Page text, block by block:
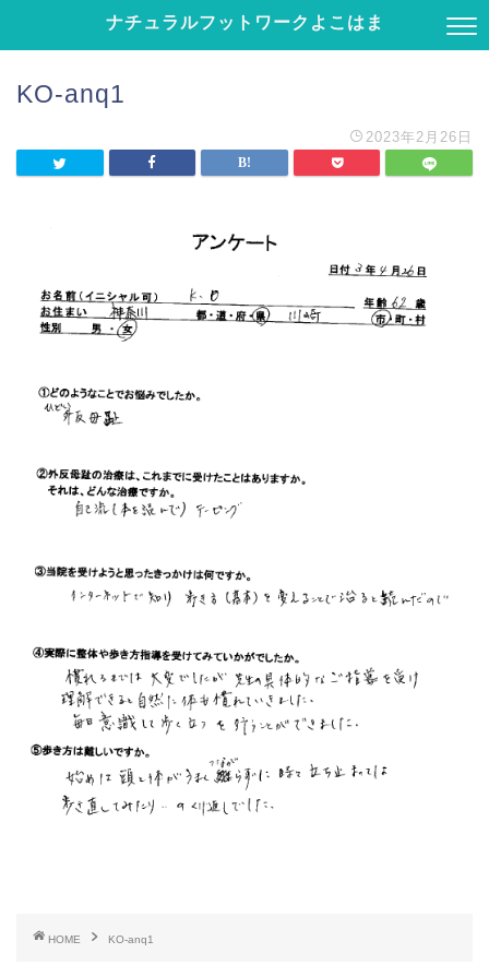
ナチュラルフットワークよこはま
KO-anq1
2023年2月26日
HOME KO-anq1